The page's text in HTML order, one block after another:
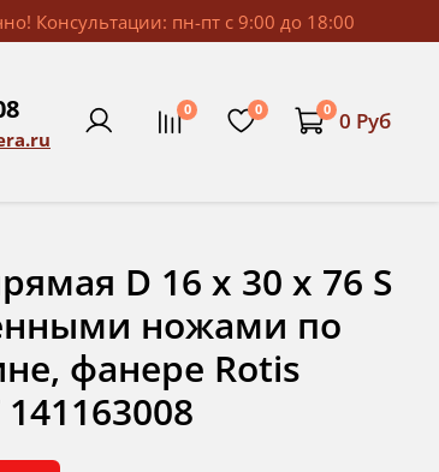
Консультации: пн-пт с 9:00 до 18:00
0 0 0 0 Руб
D 16 x 30 x 76 S
ножами по
фанере Rotis
141163008